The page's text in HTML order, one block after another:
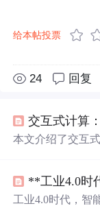
给本帖投票
24 回复
交互式计算：
本文介绍了交互
出进一步探索的
**工业4.0时
工业4.0时代，智